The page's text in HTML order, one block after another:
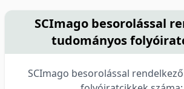
SCImago besorolással
tudományos
SCImago besorolással